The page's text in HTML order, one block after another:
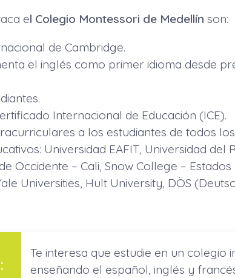
el Colegio Montessori de Medellín son:
de Cambridge.
el inglés como primer idioma desde
Internacional de Educación (ICE).
a los estudiantes de todos
Universidad EAFIT, Universidad del
Occidente – Cali, Snow College –
Universities, Hult University, DÖS
Te interesa que estudie en un colegio
enseñando el español, inglés y